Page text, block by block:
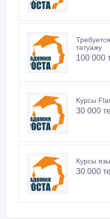
татуажу
100 000
Курсы
30 000
Курсы
30 000